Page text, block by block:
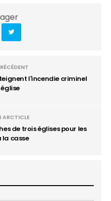
l'incendie criminel
ARCTICLE
de trois églises pour les
la casse